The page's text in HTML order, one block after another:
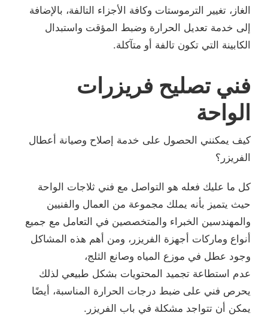
الغاز، تغيير الترموستات وكافة الأجزاء التالفة، بالإضافة
إلى خدمة تعديل الحرارة وضبط المؤقت واستبدال
الكابينة التي تكون تالفة أو متآكلة.
فني تصليح فريزرات
الواحة
كيف يمكنني الحصول على خدمة إصلاح وصيانة أعطال
الفريزر؟
كل ما عليك فعله هو التواصل مع فني ثلاجات الواحة
حيث يتميز بأنه يملك مجموعة من العمال والفنيين
والمهندسين الخبراء والمتخصصين في التعامل مع جميع
أنواع وماركات أجهزة الفريزر، ومن أهم هذه المشاكل
وجود عطل في موزع المياه وصانع الثلج،
عدم استطاعة تجميد المحتويات بشكل طبيعي لذلك
يحرص فني على ضبط درجات الحرارة المناسبة، أيضًا
يمكن أن تتواجد مشكلة في باب الفريزر.